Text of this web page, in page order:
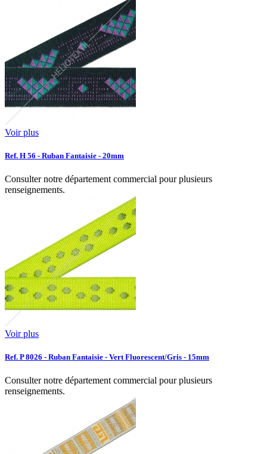
Voir plus
Ref. H 56 - Ruban Fantaisie - 20mm
Consulter notre département commercial pour plusieurs
renseignements.
Voir plus
Ref. P 8026 - Ruban Fantaisie - Vert Fluorescent/Gris - 15mm
Consulter notre département commercial pour plusieurs
renseignements.